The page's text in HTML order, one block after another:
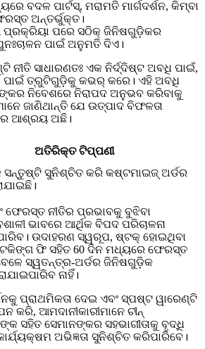
ବଦଳ ପାର୍ଟସ୍, ମରାମତି ମାର୍ଗଦର୍ଶନ, କିମ୍ବା
ଅନ୍ତର୍ଭୁକ୍ତ।
ପ୍ରକ୍ରିୟା ପରେ ସଠିକ୍ ଜିନିଷଗୁଡ଼ିକର
ପାଇଁ ଅନୁମତି ଦିଏ।
ନୀତି ସାଧାରଣତଃ ଏକ ନିର୍ଦ୍ଦିଷ୍ଟ ଅବଧି ପାଇଁ,
ପାଇଁ ତ୍ରୁଟିଗୁଡ଼ିକୁ କଭର୍ କରେ। ଏହି ଅବଧି
ନିବେଶରେ ନିରାପଦ ଅନୁଭବ କରିବାକୁ
ଜାଣିଥାନ୍ତି ଯେ ଉତ୍ପାଦ ବିଫଳତା
ଆଶ୍ରୟ ଅଛି।
ଅତିରିକ୍ତ ଟିପ୍ପଣୀ
ସନ୍ତୁଷ୍ଟି ସୁନିଶ୍ଚିତ କରି କଷ୍ଟମାଇଜ୍ ଅର୍ଡର
ଫେରସ୍ତ ନୀତିର ପ୍ରଭାବକୁ ବୁଝିବା
ଭାବରେ ଆର୍ଥିକ ବିପଦ ପରିଚାଳନା
ଉଦାହରଣ ସ୍ୱରୂପ, ଷ୍ଟକ୍ ହୋଇଥିବା
ଫି ସହିତ 60 ଦିନ ମଧ୍ୟରେ ଫେରସ୍ତ
ସ୍ୱତନ୍ତ୍ର-ଅର୍ଡର ଜିନିଷଗୁଡ଼ିକ
ନାହିଁ।
ପ୍ରାଥମିକତା ଦେଇ ଏବଂ ସ୍ପଷ୍ଟ ୱାରେଣ୍ଟି
କରି, ଆମଦାନୀକାରୀମାନେ ଚୀନ୍
ସହିତ ସେମାନଙ୍କର ସହଭାଗୀତାକୁ ବୃଦ୍ଧି
ଅଭିଜ୍ଞତା ସୁନିଶ୍ଚିତ କରିପାରିବେ।